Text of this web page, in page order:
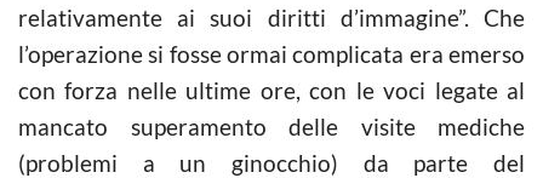
relativamente ai suoi diritti d’immagine”. Che
l’operazione si fosse ormai complicata era emerso
con forza nelle ultime ore, con le voci legate al
mancato superamento delle visite mediche
(problemi a un ginocchio) da parte del